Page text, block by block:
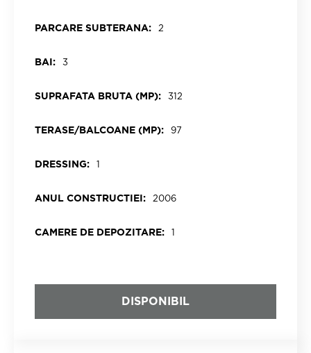
PARCARE SUBTERANA: 2
BAI: 3
SUPRAFATA BRUTA (MP): 312
TERASE/BALCOANE (MP): 97
DRESSING: 1
ANUL CONSTRUCTIEI: 2006
CAMERE DE DEPOZITARE: 1
DISPONIBIL